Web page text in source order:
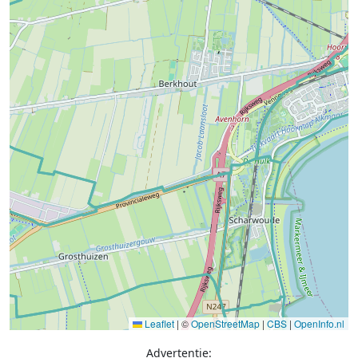
Leaflet | ©OpenStreetMap | CBS | OpenInfo.nl
Advertentie: